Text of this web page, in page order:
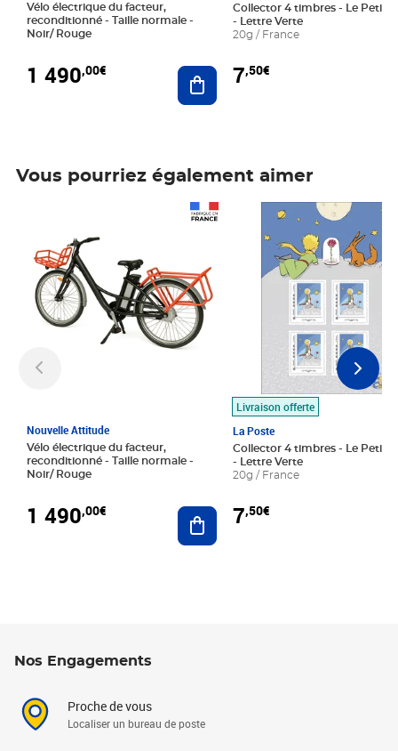
Vélo électrique du facteur,
reconditionné - Taille normale -
Noir/ Rouge
1 490,00€ Ajouter au panier
Collector 4 timbres - Le Petit
- Lettre Verte
20g / France
7,50€
Vous pourriez également aimer
Nouvelle Attitude
Vélo électrique du facteur,
reconditionné - Taille normale -
Noir/ Rouge
1 490,00€ Ajouter au panier
Livraison offerte
La Poste
Collector 4 timbres - Le Petit
- Lettre Verte
20g / France
7,50€
Prix 7,50€
Nos Engagements
Proche de vous
Localiser un bureau de poste